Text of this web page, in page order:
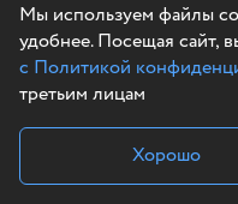
Мы используем файлы
удобнее. Посещая сайт,
с Политикой
третьим лицам
Хорошо